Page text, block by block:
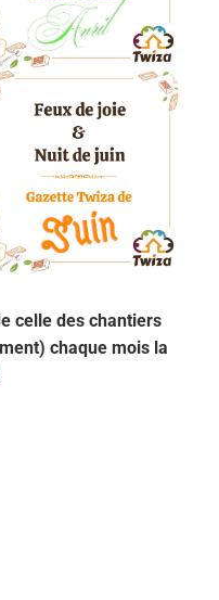
celle des chantiers
chaque mois la